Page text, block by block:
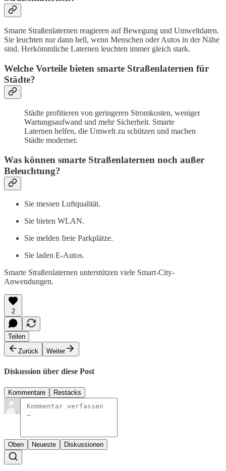
Smarte Straßenlaternen reagieren auf Bewegung und Umweltdaten.
Sie leuchten nur dann hell, wenn Menschen oder Autos in der Nähe
sind. Herkömmliche Laternen leuchten immer gleich stark.
Welche Vorteile bieten smarte Straßenlaternen für
Städte?
Städte profitieren von geringeren Stromkosten, weniger
Wartungsaufwand und mehr Sicherheit. Smarte
Laternen helfen, die Umwelt zu schützen und machen
Städte moderner.
Was können smarte Straßenlaternen noch außer
Beleuchtung?
Sie messen Luftqualität.
Sie bieten WLAN.
Sie melden freie Parkplätze.
Sie laden E-Autos.
Smarte Straßenlaternen unterstützen viele Smart-City-
Anwendungen.
2
Teilen
Zurück
Weiter
Diskussion über diese Post
Kommentare Restacks
Oben Neueste Diskussionen